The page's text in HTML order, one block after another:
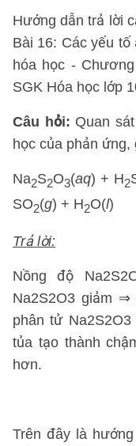
Hướng dẫn trả lời
Bài 16: Các yếu
hóa học -
SGK Hóa học lớp
Câu hỏi: Quan
học của phản
Na2S2O3(aq) + H2
SO2(g) + H2O(l)
Trả lời:
Nồng độ
Na2S2O3 giảm
phân tử
tủa tạo thành
hơn.
Trên đây là